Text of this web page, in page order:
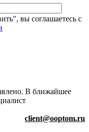
вы соглашаетесь с
В ближайшее
client@ooptom.ru